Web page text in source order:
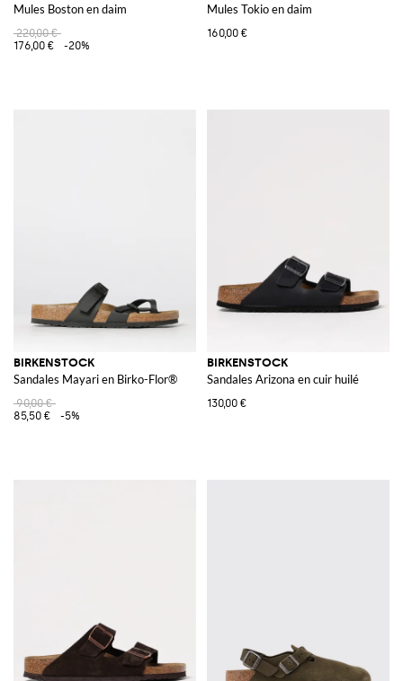
Mules Boston en daim
220,00 €
176,00 €
-20%
Mules Tokio en daim
160,00 €
BIRKENSTOCK
Sandales Mayari en Birko-Flor®
90,00 €
85,50 €
-5%
BIRKENSTOCK
Sandales Arizona en cuir huilé
130,00 €